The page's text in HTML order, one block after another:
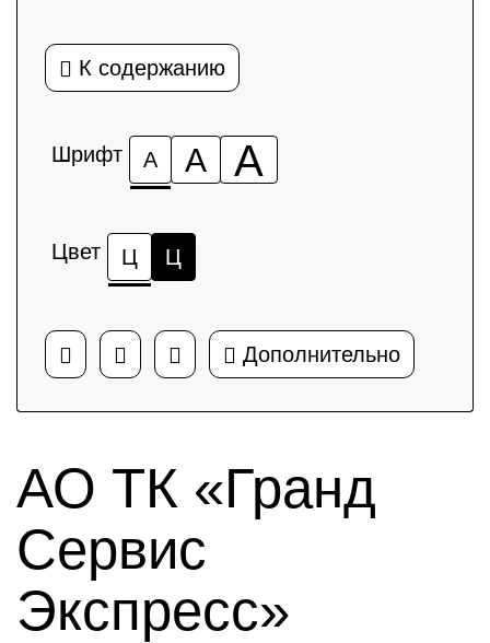
К содержанию
Шрифт А А А
Цвет Ц Ц
Дополнительно
АО ТК «Гранд
Сервис
Экспресс»